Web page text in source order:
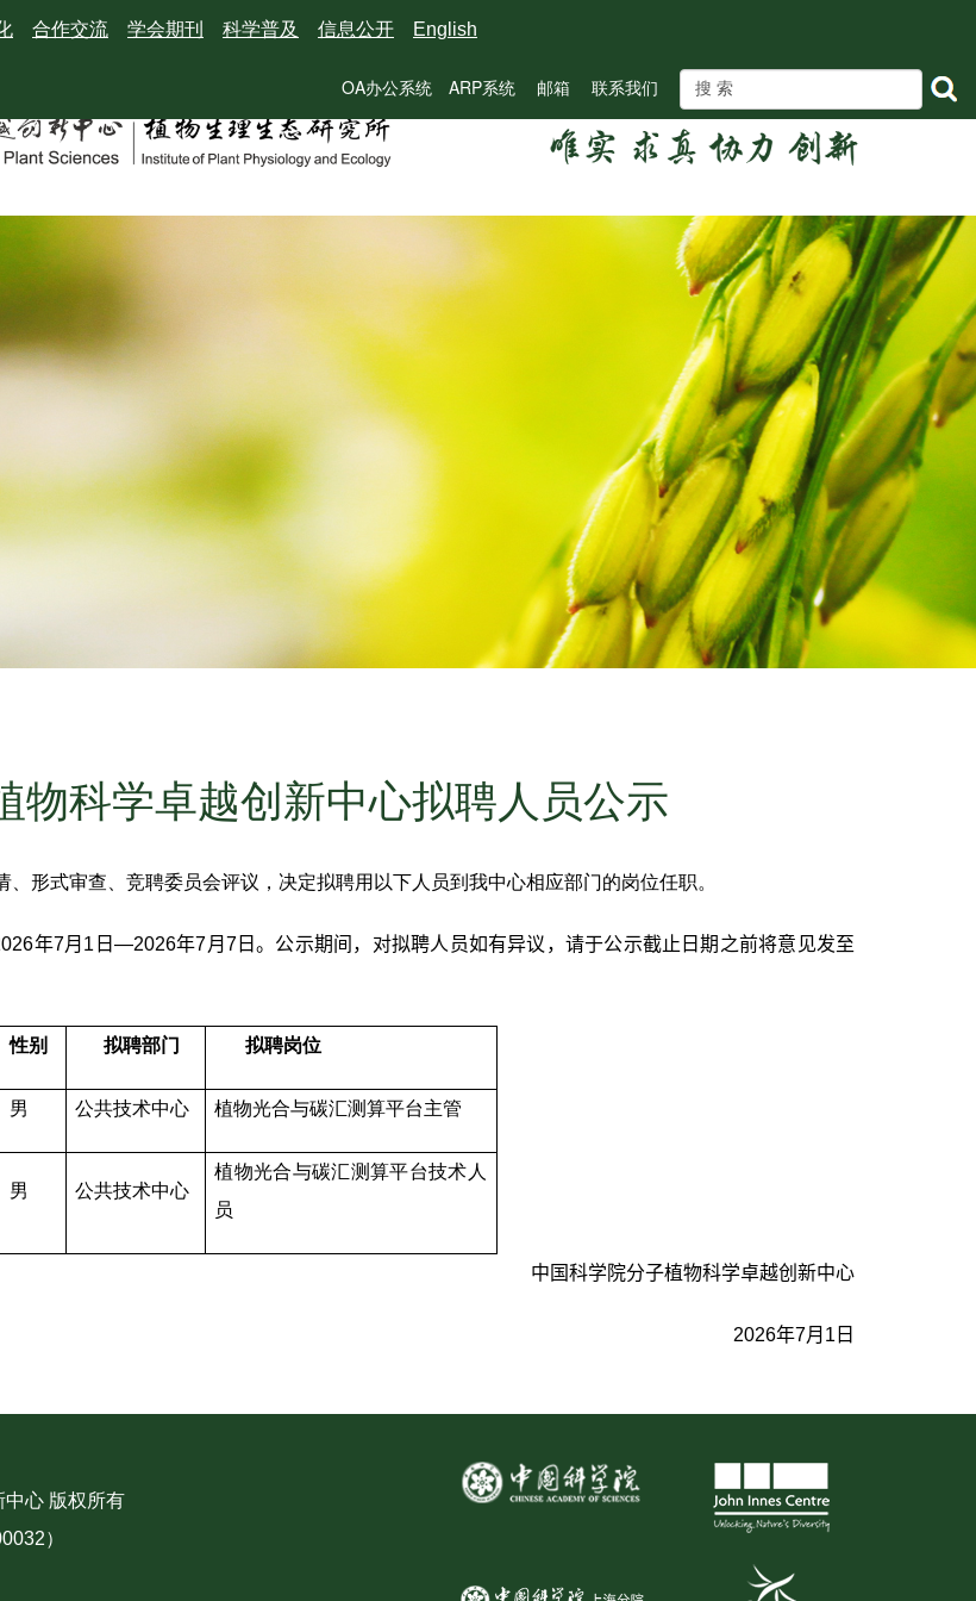
合作交流 学会期刊 科学普及 信息公开 English
OA办公系统 ARP系统 邮箱 联系我们
物科学卓越创新中心拟聘人员公示
、形式审查、竞聘委员会评议，决定拟聘用以下人员到我中心相应部门的岗位任职。
6年7月 1 日—2026年7月 7日。公示期间，对拟聘人员如有异议，请于公示截止日期之前将意见发至
性别 拟聘部门 拟聘岗位
男 公共技术中心 植物光合与碳汇测算平台主管
男 公共技术中心
植物光合与碳汇测算平台技术人
员
中国科学院分子植物科学卓越创新中心
2026年7月 1 日
心 版权所有
）